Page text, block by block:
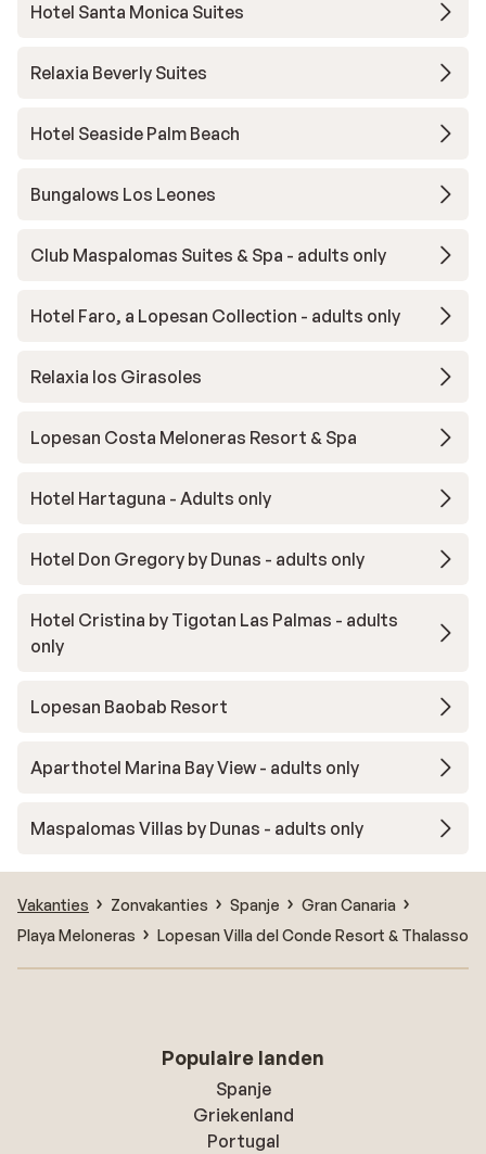
Hotel Santa Monica Suites
Relaxia Beverly Suites
Hotel Seaside Palm Beach
Bungalows Los Leones
Club Maspalomas Suites & Spa - adults only
Hotel Faro, a Lopesan Collection - adults only
Relaxia los Girasoles
Lopesan Costa Meloneras Resort & Spa
Hotel Hartaguna - Adults only
Hotel Don Gregory by Dunas - adults only
Hotel Cristina by Tigotan Las Palmas - adults
only
Lopesan Baobab Resort
Aparthotel Marina Bay View - adults only
Maspalomas Villas by Dunas - adults only
Vakanties Zonvakanties Spanje
Gran Canaria
Playa Meloneras
Lopesan Villa del Conde Resort & Thalasso
Populaire landen
Spanje
Griekenland
Portugal